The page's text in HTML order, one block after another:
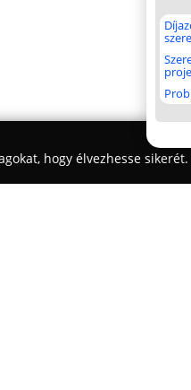
hogy élvezhesse sikerét.